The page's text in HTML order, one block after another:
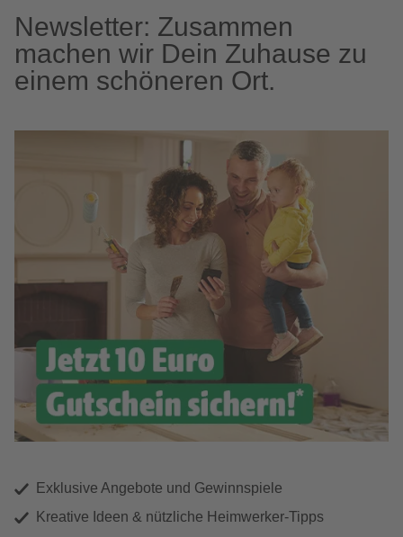
Newsletter: Zusammen
machen wir Dein Zuhause zu
einem schöneren Ort.
Exklusive Angebote und Gewinnspiele
Kreative Ideen & nützliche Heimwerker-Tipps